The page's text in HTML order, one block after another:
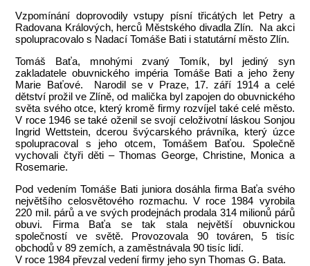
Vzpomínání doprovodily vstupy písní třicátých let Petry a
Radovana Králových, herců Městského divadla Zlín. Na akci
spolupracovalo s Nadací Tomáše Bati i statutární město Zlín.
Tomáš Baťa, mnohými zvaný Tomík, byl jediný syn
zakladatele obuvnického impéria Tomáše Bati a jeho ženy
Marie Baťové. Narodil se v Praze, 17. září 1914 a celé
dětství prožil ve Zlíně, od malička byl zapojen do obuvnického
světa svého otce, který kromě firmy rozvíjel také celé město.
V roce 1946 se také oženil se svojí celoživotní láskou Sonjou
Ingrid Wettstein, dcerou švýcarského právníka, který úzce
spolupracoval s jeho otcem, Tomášem Baťou. Společně
vychovali čtyři děti – Thomas George, Christine, Monica a
Rosemarie.
Pod vedením Tomáše Bati juniora dosáhla firma Baťa svého
největšího celosvětového rozmachu. V roce 1984 vyrobila
220 mil. párů a ve svých prodejnách prodala 314 milionů párů
obuvi. Firma Baťa se tak stala největší obuvnickou
společností ve světě. Provozovala 90 továren, 5 tisíc
obchodů v 89 zemích, a zaměstnávala 90 tisíc lidí.
V roce 1984 převzal vedení firmy jeho syn Thomas G. Bata.